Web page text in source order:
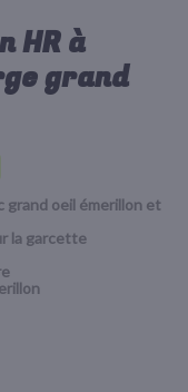
HR à
grand
grand oeil émerillon et
la garcette